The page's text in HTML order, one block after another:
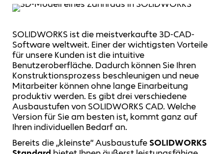
SOLIDWORKS ist die meistverkaufte 3D-CAD-
Software weltweit. Einer der wichtigsten Vorteile
für unsere Kunden ist die intuitive
Benutzeroberfläche. Dadurch können Sie Ihren
Konstruktionsprozess beschleunigen und neue
Mitarbeiter können ohne lange Einarbeitung
produktiv werden. Es gibt drei verschiedene
Ausbaustufen von SOLIDWORKS CAD. Welche
Version für Sie am besten ist, kommt ganz auf
Ihren individuellen Bedarf an.
Bereits die „kleinste“ Ausbaustufe SOLIDWORKS